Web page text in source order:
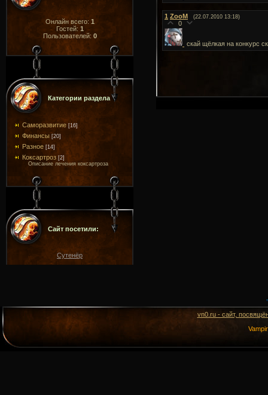
Онлайн всего: 1
Гостей: 1
Пользователей: 0
Категории раздела
Саморазвитие [16]
Финансы [20]
Разное [14]
Коксартроз [2]
Описание лечения коксартроза
Сайт посетили:
Сутенёр
1 ZooM (22.07.2010 13:18)
0
скай щёлкая на конкурс
vn0.ru - сайт,